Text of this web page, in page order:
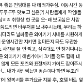
좋은 전망대를 다 데려가주심. 이동시간 동
루두루 맛보고 싶은(?) 사람들에게 딱임(돌
ㅎ 취향상 한 곳을 오~래 보고싶은 사람
드리면 바우처를 보내주시는데, 우리는 하
라도 날씨좋은 와이키키 시내를 시원하게
영시간만 지키면 얼마든지 타도 무관한
진을 잘 안 찍고, 삼각대도 안 챙겨다니는
와이키키 해변가에서 3커플 정도 함께 대
게 모든 포즈와 표정까지 가이드 잡아주시
내가 사진찍는덴 똥손이다 하면 무조건
왕복셔틀 추가요금 지불 후, 호텔 바로 앞